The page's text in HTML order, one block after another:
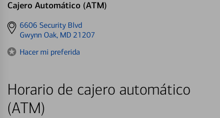
Cajero Automático (ATM)
Get
directions
6606 Security Blvd
Gwynn Oak, MD 21207
Hacer mi preferida
Horario de cajero automático
(ATM)